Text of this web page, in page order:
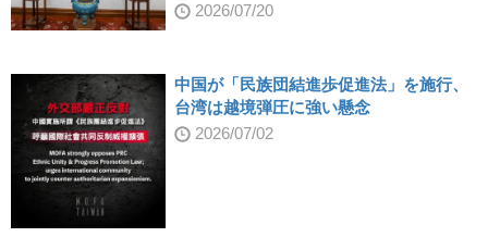
2026/07/20
中国が「民族団結進歩促進法」を施行、
台湾は越境弾圧に強い懸念
2026/07/02